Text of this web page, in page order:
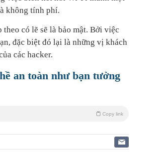
không tính phí.
có lẽ sẽ là bảo mật. Bởi việc
đặc biệt đó lại là những vị khách
các hacker.
an toàn như bạn tưởng
Copy link